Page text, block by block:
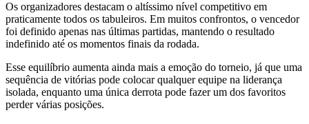
Os organizadores destacam o altíssimo nível competitivo em
praticamente todos os tabuleiros. Em muitos confrontos, o vencedor
foi definido apenas nas últimas partidas, mantendo o resultado
indefinido até os momentos finais da rodada.
Esse equilíbrio aumenta ainda mais a emoção do torneio, já que uma
sequência de vitórias pode colocar qualquer equipe na liderança
isolada, enquanto uma única derrota pode fazer um dos favoritos
perder várias posições.